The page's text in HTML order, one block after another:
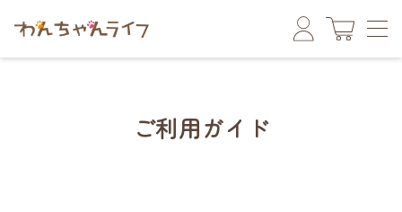
ご利用ガイド